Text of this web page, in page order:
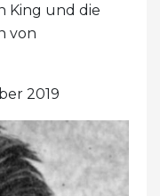
King und die
von
2019